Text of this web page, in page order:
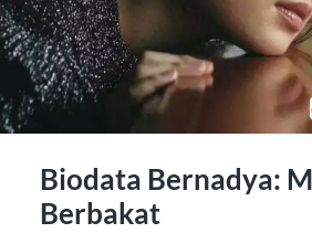
Biodata Bernadya:
Berbakat